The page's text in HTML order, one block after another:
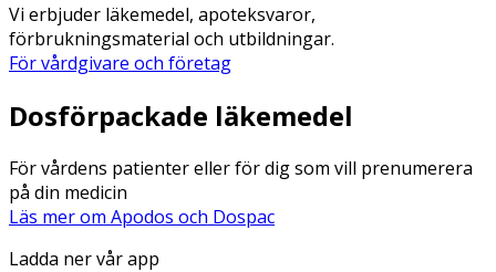
Vi erbjuder läkemedel, apoteksvaror,
förbrukningsmaterial och utbildningar.
För vårdgivare och företag
Dosförpackade läkemedel
För vårdens patienter eller för dig som vill prenumerera
på din medicin
Läs mer om Apodos och Dospac
Ladda ner vår app